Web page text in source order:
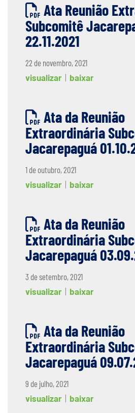
Ata Reunião
Subcomitê
22.11.2021
22 de novembro, 2021
visualizar
baixar
Ata da Reunião
Extraordinária
Jacarepaguá
1 de outubro, 2021
visualizar
baixar
Ata da Reunião
Extraordinária
Jacarepaguá
3 de setembro, 2021
visualizar
baixar
Ata da Reunião
Extraordinária
Jacarepaguá
9 de julho, 2021
visualizar
baixar